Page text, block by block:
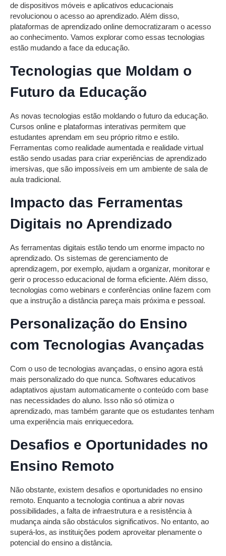
de dispositivos móveis e aplicativos educacionais
revolucionou o acesso ao aprendizado. Além disso,
plataformas de aprendizado online democratizaram o acesso
ao conhecimento. Vamos explorar como essas tecnologias
estão mudando a face da educação.
Tecnologias que Moldam o
Futuro da Educação
As novas tecnologias estão moldando o futuro da educação.
Cursos online e plataformas interativas permitem que
estudantes aprendam em seu próprio ritmo e estilo.
Ferramentas como realidade aumentada e realidade virtual
estão sendo usadas para criar experiências de aprendizado
imersivas, que são impossíveis em um ambiente de sala de
aula tradicional.
Impacto das Ferramentas
Digitais no Aprendizado
As ferramentas digitais estão tendo um enorme impacto no
aprendizado. Os sistemas de gerenciamento de
aprendizagem, por exemplo, ajudam a organizar, monitorar e
gerir o processo educacional de forma eficiente. Além disso,
tecnologias como webinars e conferências online fazem com
que a instrução a distância pareça mais próxima e pessoal.
Personalização do Ensino
com Tecnologias Avançadas
Com o uso de tecnologias avançadas, o ensino agora está
mais personalizado do que nunca. Softwares educativos
adaptativos ajustam automaticamente o conteúdo com base
nas necessidades do aluno. Isso não só otimiza o
aprendizado, mas também garante que os estudantes tenham
uma experiência mais enriquecedora.
Desafios e Oportunidades no
Ensino Remoto
Não obstante, existem desafios e oportunidades no ensino
remoto. Enquanto a tecnologia continua a abrir novas
possibilidades, a falta de infraestrutura e a resistência à
mudança ainda são obstáculos significativos. No entanto, ao
superá-los, as instituições podem aproveitar plenamente o
potencial do ensino a distância.